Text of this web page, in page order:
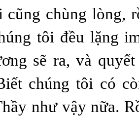
cũng chùng lòng,
tôi đều lặng
sẽ ra, và
chúng tôi có
như vậy nữa.